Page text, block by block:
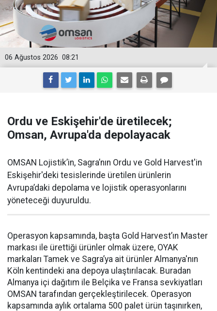
08:21
06 Ağustos 2026
Ordu ve Eskişehir'de üretilecek;
Omsan, Avrupa'da depolayacak
OMSAN Lojistik’in, Sagra’nın Ordu ve Gold Harvest'in
Eskişehir'deki tesislerinde üretilen ürünlerin
Avrupa’daki depolama ve lojistik operasyonlarını
yöneteceği duyuruldu.
Operasyon kapsamında, başta Gold Harvest’ın Master
markası ile ürettiği ürünler olmak üzere, OYAK
markaları Tamek ve Sagra’ya ait ürünler Almanya'nın
Köln kentindeki ana depoya ulaştırılacak. Buradan
Almanya içi dağıtım ile Belçika ve Fransa sevkiyatları
OMSAN tarafından gerçekleştirilecek. Operasyon
kapsamında aylık ortalama 500 palet ürün taşınırken,